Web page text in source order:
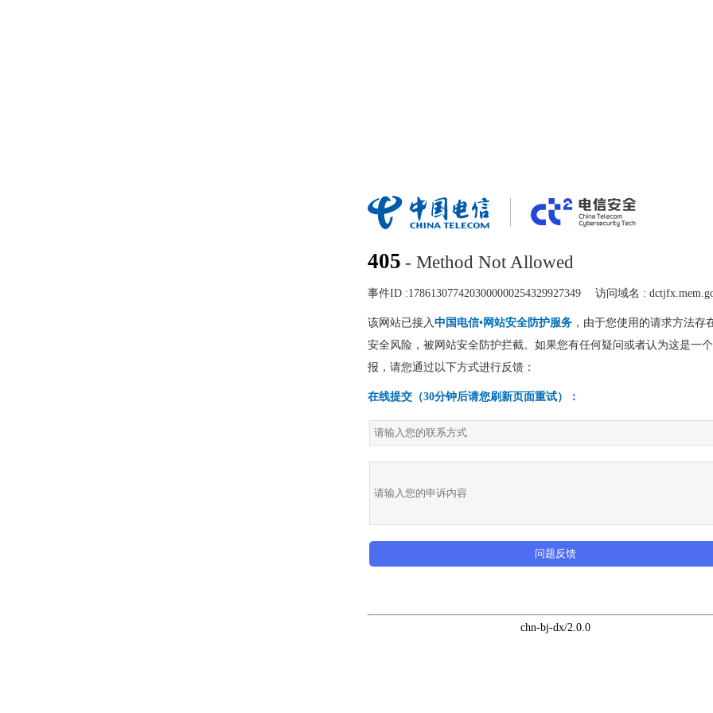
405 - Method Not Allowed
事件ID :1786130774203000000254329927349 访问域名 :
该网站已接入 中国电信•网站安全防护服务 ，由于您使用的请求方法存
安全风险，被网站安全防护拦截。如果您有任何疑问或者认为这是一
报，请您通过以下方式进行反馈：
在线提交（30分钟后请您刷新页面重试）：
问题反馈
chn-bj-dx/2.0.0